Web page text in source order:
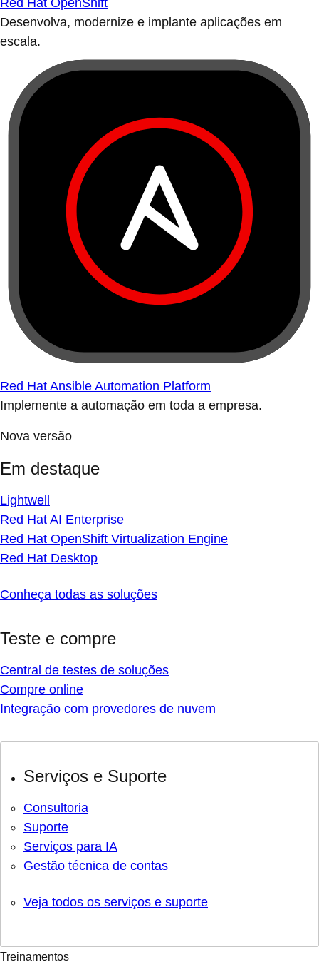
Red Hat OpenShift
Desenvolva, modernize e implante aplicações em
escala.
Red Hat Ansible Automation Platform
Implemente a automação em toda a empresa.
Nova versão
Em destaque
Lightwell
Red Hat AI Enterprise
Red Hat OpenShift Virtualization Engine
Red Hat Desktop
Conheça todas as soluções
Teste e compre
Central de testes de soluções
Compre online
Integração com provedores de nuvem
Serviços e Suporte
Consultoria
Suporte
Serviços para IA
Gestão técnica de contas
Veja todos os serviços e suporte
Treinamentos